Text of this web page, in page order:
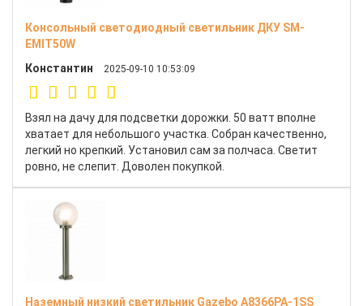
Консольный светодиодный светильник ДКУ SM-
EMIT50W
Константин
2025-09-10 10:53:09
Взял на дачу для подсветки дорожки. 50 ватт вполне
хватает для небольшого участка. Собран качественно,
легкий но крепкий. Установил сам за полчаса. Светит
ровно, не слепит. Доволен покупкой.
Наземный низкий светильник Gazebo A8366PA-1SS